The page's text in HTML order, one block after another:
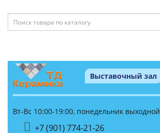
Выставочный зал
Вт-Вс 10:00-19:00, понедельник выходной
+7 (901) 774-21-26